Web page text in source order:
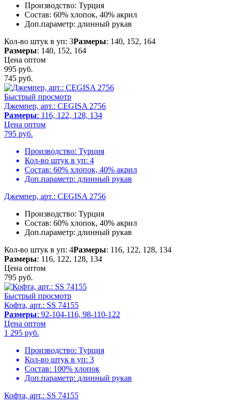
Производство: Турция
Состав: 60% хлопок, 40% акрил
Доп.параметр: длинный рукав
Кол-во штук в уп: 3Размеры: 140, 152, 164
Размеры: 140, 152, 164
Цена оптом
995 руб.
745 руб.
Быстрый просмотр
Джемпер, арт.: CEGISA 2756
Размеры: 116, 122, 128, 134
Цена оптом
795 руб.
Производство: Турция
Кол-во штук в уп: 4
Состав: 60% хлопок, 40% акрил
Доп.параметр: длинный рукав
Джемпер, арт.: CEGISA 2756
Производство: Турция
Состав: 60% хлопок, 40% акрил
Доп.параметр: длинный рукав
Кол-во штук в уп: 4Размеры: 116, 122, 128, 134
Размеры: 116, 122, 128, 134
Цена оптом
795 руб.
Быстрый просмотр
Кофта, арт.: SS 74155
Размеры: 92-104-116, 98-110-122
Цена оптом
1 295 руб.
Производство: Турция
Кол-во штук в уп: 3
Состав: 100% хлопок
Доп.параметр: длинный рукав
Кофта, арт.: SS 74155